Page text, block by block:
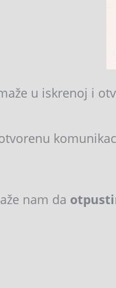
u iskrenoj i
nam da